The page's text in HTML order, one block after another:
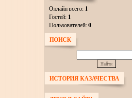
Онлайн всего: 1
Гостей: 1
Пользователей:0
ПОИСК
ИСТОРИЯ КАЗАЧЕСТВА